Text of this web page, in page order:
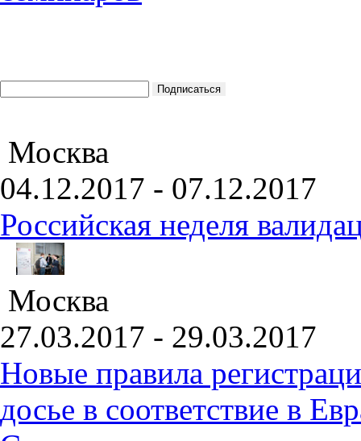
Москва
04.12.2017 - 07.12.2017
Российская неделя
Москва
27.03.2017 - 29.03.2017
Новые правила
досье в соответствие в